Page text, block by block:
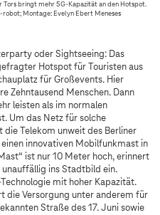
bringt mehr 5G-Kapazität an den Hotspot.
Montage: Evelyn Ebert Meneses
oder Sightseeing: Das
Hotspot für Touristen aus
für Großevents. Hier
Zehntausend Menschen. Dann
leisten als im normalen
Um das Netz für solche
Telekom unweit des Berliner
innovativen Mobilfunkmast in
ist nur 10 Meter hoch, erinnert
ins Stadtbild ein.
mit hoher Kapazität.
die Versorgung unter anderem für
Straße des 17. Juni sowie